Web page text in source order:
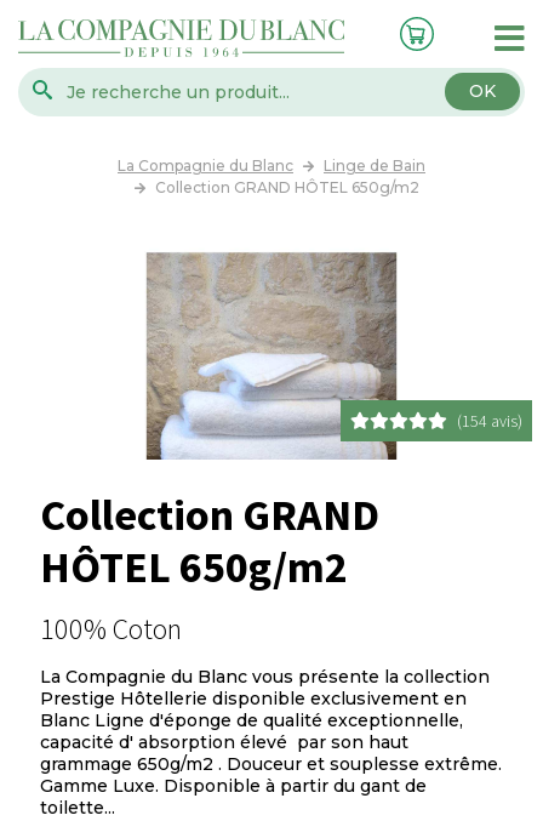
OK
La Compagnie du Blanc
Linge de Bain
Collection GRAND HÔTEL 650g/m2
Collection GRAND
HÔTEL 650g/m2
100% Coton
La Compagnie du Blanc vous présente la collection
Prestige Hôtellerie disponible exclusivement en
Blanc Ligne d'éponge de qualité exceptionnelle,
capacité d' absorption élevé par son haut
grammage 650g/m2 . Douceur et souplesse extrême.
Gamme Luxe. Disponible à partir du gant de
toilette...
(154 avis)